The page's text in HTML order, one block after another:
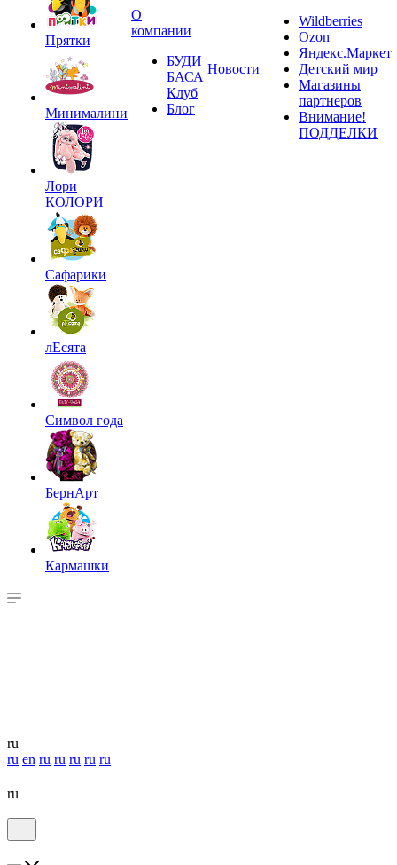
Прятки
Минималини
Лори
КОЛОРИ
Сафарики
лЕсята
Символ года
БернАрт
Кармашки
О
компании
БУДИ
БАСА
Клуб
Блог
Новости
Wildberries
Ozon
Яндекс.Маркет
Детский мир
Магазины
партнеров
Внимание!
ПОДДЕЛКИ
ru
ru en ru ru ru ru ru
ru